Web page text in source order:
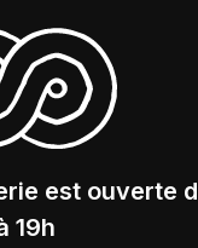
est ouverte
19h